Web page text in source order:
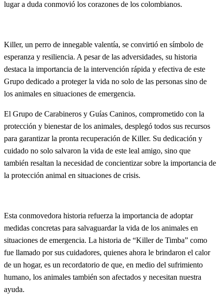
lugar a duda conmovió los corazones de los colombianos.
Killer, un perro de innegable valentía, se convirtió en símbolo de
esperanza y resiliencia. A pesar de las adversidades, su historia
destaca la importancia de la intervención rápida y efectiva de este
Grupo dedicado a proteger la vida no solo de las personas sino de
los animales en situaciones de emergencia.
El Grupo de Carabineros y Guías Caninos, comprometido con la
protección y bienestar de los animales, desplegó todos sus recursos
para garantizar la pronta recuperación de Killer. Su dedicación y
cuidado no solo salvaron la vida de este leal amigo, sino que
también resaltan la necesidad de concientizar sobre la importancia de
la protección animal en situaciones de crisis.
Esta conmovedora historia refuerza la importancia de adoptar
medidas concretas para salvaguardar la vida de los animales en
situaciones de emergencia. La historia de “Killer de Timba” como
fue llamado por sus cuidadores, quienes ahora le brindaron el calor
de un hogar, es un recordatorio de que, en medio del sufrimiento
humano, los animales también son afectados y necesitan nuestra
ayuda.